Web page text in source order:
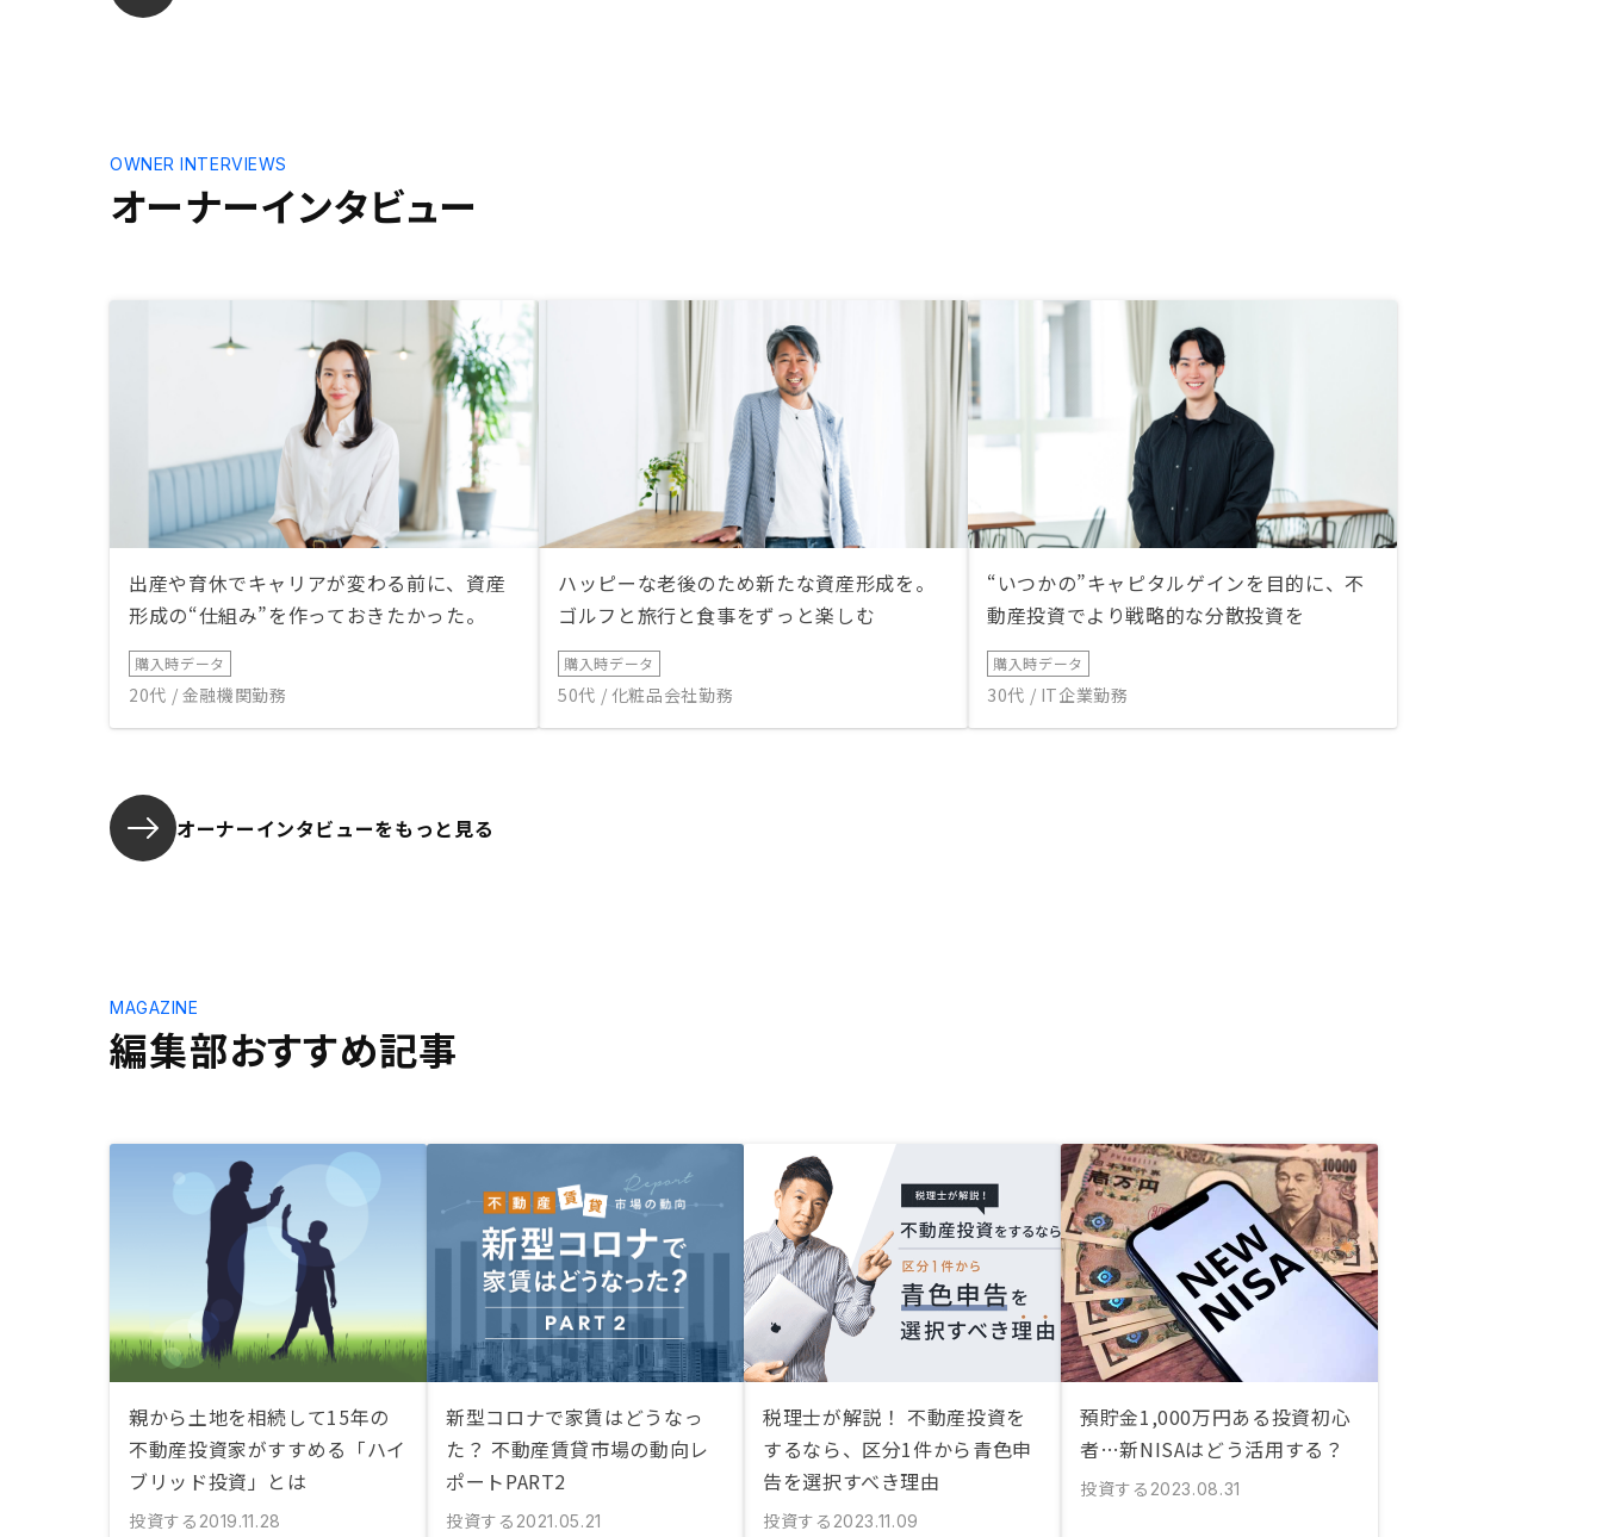
オーナーインタビュー
OWNER INTERVIEWS
出産や育休でキャリアが変わる前に、資産
形成の“仕組み”を作っておきたかった。
購入時データ
20代 / 金融機関勤務
ハッピーな老後のため新たな資産形成を。
ゴルフと旅行と食事をずっと楽しむ
購入時データ
50代 / 化粧品会社勤務
“いつかの”キャピタルゲインを目的に、不
動産投資でより戦略的な分散投資を
購入時データ
30代 / IT企業勤務
オーナーインタビューをもっと見る
編集部おすすめ記事
MAGAZINE
親から土地を相続して15年の
不動産投資家がすすめる「ハイ
ブリッド投資」とは
投資する 2019.11.28
新型コロナで家賃はどうなっ
た？ 不動産賃貸市場の動向レ
ポートPART2
投資する 2021.05.21
税理士が解説！ 不動産投資を
するなら、区分1件から青色申
告を選択すべき理由
投資する 2023.11.09
預貯金1,000万円ある投資初心
者…新NISAはどう活用する？
投資する 2023.08.31